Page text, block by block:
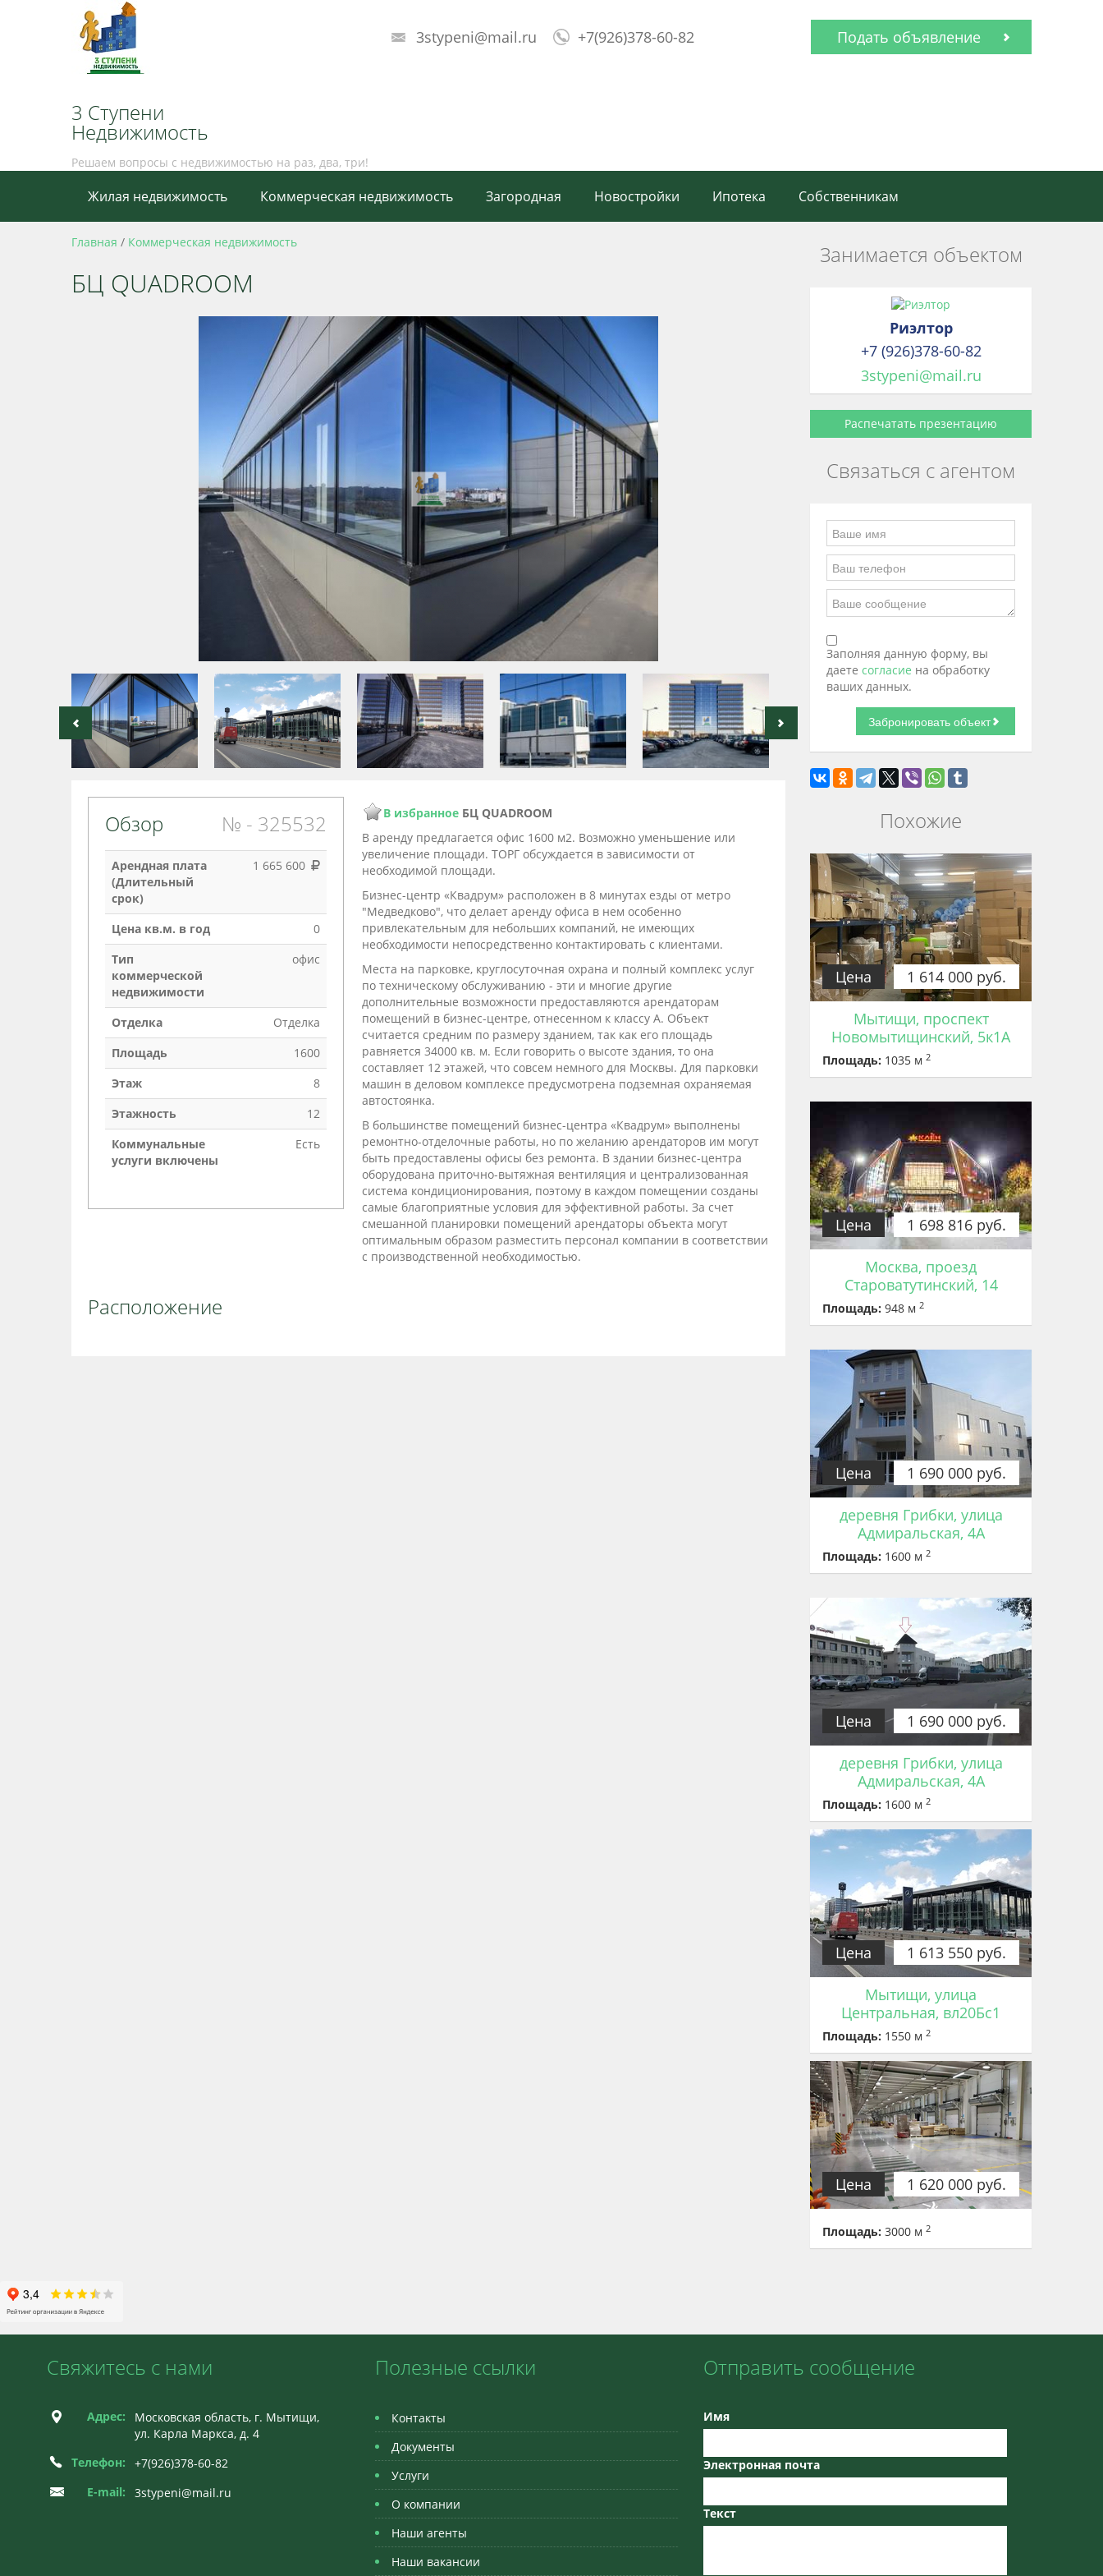
3 Ступени
Недвижимость
Решаем вопросы с недвижимостью на раз, два, три!
3stypeni@mail.ru +7(926)378-60-82 Подать объявление
Жилая недвижимость Коммерческая недвижимость Загородная Новостройки Ипотека Собственникам
Главная / Коммерческая недвижимость
БЦ QUADROOM
Обзор № - 325532
Арендная плата
(Длительный
срок)
1 665 600
Цена кв.м. в год
0
Тип
коммерческой
недвижимости
офис
Отделка
Отделка
Площадь
1600
Этаж
8
Этажность
12
Коммунальные
услуги включены
Есть
В избранноеБЦ QUADROOM
В аренду предлагается офис 1600 м2. Возможно уменьшение или
увеличение площади. ТОРГ обсуждается в зависимости от
необходимой площади.
Бизнес-центр «Квадрум» расположен в 8 минутах езды от метро
"Медведково", что делает аренду офиса в нем особенно
привлекательным для небольших компаний, не имеющих
необходимости непосредственно контактировать с клиентами.
Места на парковке, круглосуточная охрана и полный комплекс услуг
по техническому обслуживанию - эти и многие другие
дополнительные возможности предоставляются арендаторам
помещений в бизнес-центре, отнесенном к классу А. Объект
считается средним по размеру зданием, так как его площадь
равняется 34000 кв. м. Если говорить о высоте здания, то она
составляет 12 этажей, что совсем немного для Москвы. Для парковки
машин в деловом комплексе предусмотрена подземная охраняемая
автостоянка.
В большинстве помещений бизнес-центра «Квадрум» выполнены
ремонтно-отделочные работы, но по желанию арендаторов им могут
быть предоставлены офисы без ремонта. В здании бизнес-центра
оборудована приточно-вытяжная вентиляция и централизованная
система кондиционирования, поэтому в каждом помещении созданы
самые благоприятные условия для эффективной работы. За счет
смешанной планировки помещений арендаторы объекта могут
оптимальным образом разместить персонал компании в соответствии
с производственной необходимостью.
Расположение
Занимается объектом
Риэлтор
+7 (926)378-60-82
3stypeni@mail.ru
Распечатать презентацию
Связаться с агентом
Заполняя данную форму, вы
даете согласие на обработку
ваших данных.
Похожие
1 614 000 руб.
Цена
Мытищи, проспект
Новомытищинский, 5к1А
Площадь: 1035 м 2
1 698 816 руб.
Цена
Москва, проезд
Староватутинский, 14
Площадь: 948 м 2
1 690 000 руб.
Цена
деревня Грибки, улица
Адмиральская, 4А
Площадь: 1600 м 2
1 690 000 руб.
Цена
деревня Грибки, улица
Адмиральская, 4А
Площадь: 1600 м 2
1 613 550 руб.
Цена
Мытищи, улица
Центральная, вл20Бс1
Площадь: 1550 м 2
1 620 000 руб.
Цена
Площадь: 3000 м 2
Свяжитесь с нами
Адрес:
Московская область, г. Мытищи,
ул. Карла Маркса, д. 4
Телефон:
+7(926)378-60-82
E-mail:
3stypeni@mail.ru
Полезные ссылки
Контакты
Документы
Услуги
О компании
Наши агенты
Наши вакансии
Отправить сообщение
Имя
Электронная почта
Текст